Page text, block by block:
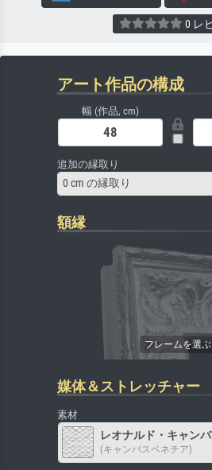
0 レ
アート作品の構成
幅 (作品, cm)
追加の縁取り
0 cm の縁取り
額縁
媒体＆ストレッチャー
素材
レオナルド・キャンバ
(キャンバスベネチア)